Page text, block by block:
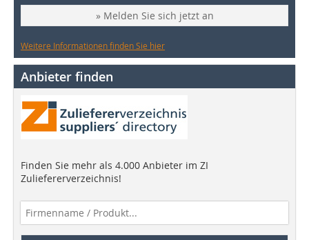
» Melden Sie sich jetzt an
Weitere Informationen finden Sie hier
Anbieter finden
Finden Sie mehr als 4.000 Anbieter im ZI
Zuliefererverzeichnis!